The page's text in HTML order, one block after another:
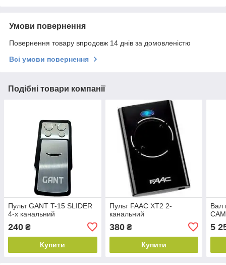
Умови повернення
Повернення товару впродовж 14 днів за домовленістю
Всі умови повернення
Подібні товари компанії
Пульт GANT T-15 SLIDER
4-х канальний
240 ₴
Купити
Пульт FAAC XT2 2-
канальний
380₴
Купити
Вал
5